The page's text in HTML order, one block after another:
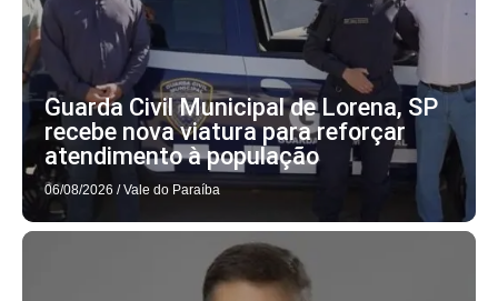
Guarda Civil Municipal de Lorena, SP
recebe nova viatura para reforçar
atendimento à população
06/08/2026 / Vale do Paraíba